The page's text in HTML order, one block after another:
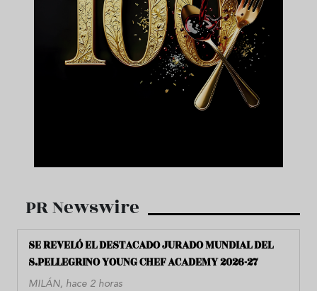
PR Newswire
SE REVELÓ EL DESTACADO JURADO MUNDIAL DEL
S.PELLEGRINO YOUNG CHEF ACADEMY 2026-27
MILÁN, hace 2 horas